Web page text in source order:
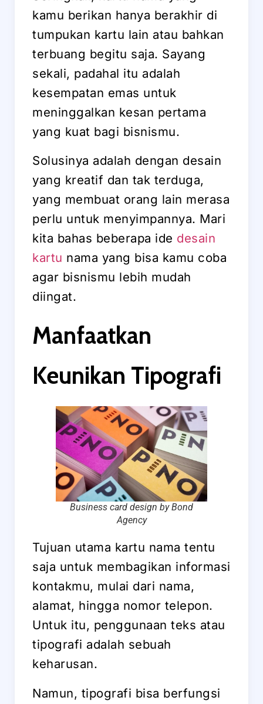
kamu berikan hanya berakhir di
tumpukan kartu lain atau bahkan
terbuang begitu saja. Sayang
sekali, padahal itu adalah
kesempatan emas untuk
meninggalkan kesan pertama
yang kuat bagi bisnismu.
Solusinya adalah dengan desain
yang kreatif dan tak terduga,
yang membuat orang lain merasa
perlu untuk menyimpannya. Mari
kita bahas beberapa ide desain
kartu nama yang bisa kamu coba
agar bisnismu lebih mudah
diingat.
Manfaatkan
Keunikan Tipografi
Business card design by Bond
Agency
Tujuan utama kartu nama tentu
saja untuk membagikan informasi
kontakmu, mulai dari nama,
alamat, hingga nomor telepon.
Untuk itu, penggunaan teks atau
tipografi adalah sebuah
keharusan.
Namun, tipografi bisa berfungsi